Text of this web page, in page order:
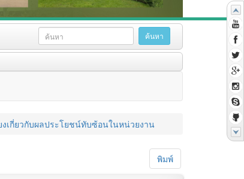
งเกี่ยวกับผลประโยชน์ทับซ้อนในหน่วยงาน
พิมพ์